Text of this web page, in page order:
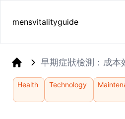
mensvitalityguide
早期症狀檢測：成本
Health Technology